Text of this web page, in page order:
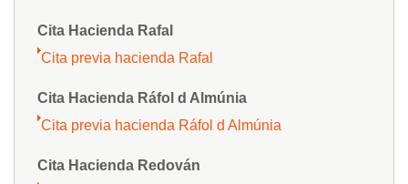
Cita Hacienda Rafal
Cita previa hacienda Rafal
Cita Hacienda Ráfol d Almúnia
Cita previa hacienda Ráfol d Almúnia
Cita Hacienda Redován